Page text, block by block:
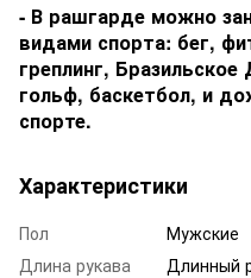
- В рашгарде можно
видами спорта: бег,
греплинг,
гольф, баскетбол, и
спорте.
Характеристики
Пол
Мужские
Длина рукава
Длинный